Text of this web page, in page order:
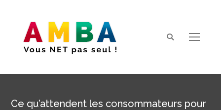
Search:
Ce qu’attendent les consommateurs pour